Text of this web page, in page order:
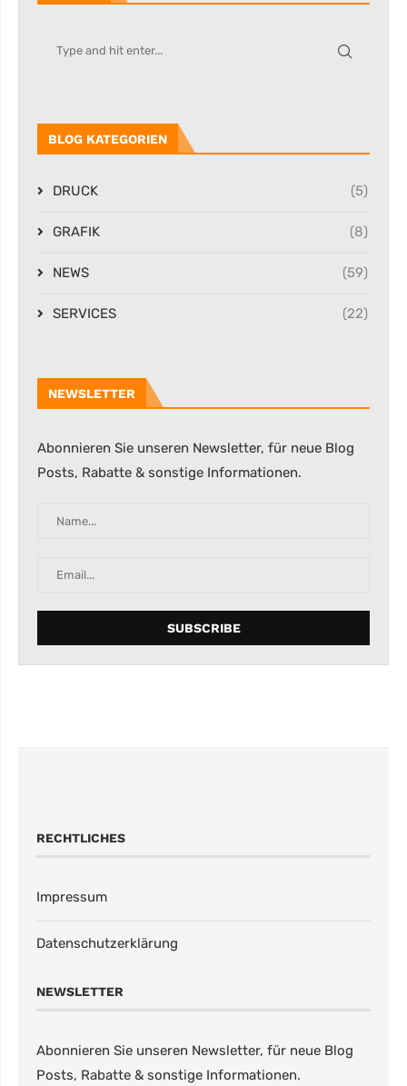
BLOG KATEGORIEN
DRUCK (5)
GRAFIK (8)
NEWS (59)
SERVICES (22)
NEWSLETTER
Abonnieren Sie unseren Newsletter, für neue Blog
Posts, Rabatte & sonstige Informationen.
RECHTLICHES
Impressum
Datenschutzerklärung
NEWSLETTER
Abonnieren Sie unseren Newsletter, für neue Blog
Posts, Rabatte & sonstige Informationen.